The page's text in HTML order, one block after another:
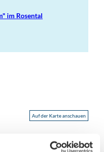
im Rosental
Auf der Karte anschauen